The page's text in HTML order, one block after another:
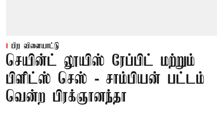
பிற விளையாட்டு
செயின்ட் லூயிஸ் ரேப்பிட் மற்றும்
பிளிட்ஸ் செஸ் - சாம்பியன் பட்டம்
வென்ற பிரக்ஞானந்தா